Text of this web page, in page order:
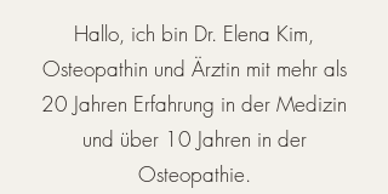
Hallo, ich bin Dr. Elena Kim,
Osteopathin und Ärztin mit mehr als
20 Jahren Erfahrung in der Medizin
und über 10 Jahren in der
Osteopathie.